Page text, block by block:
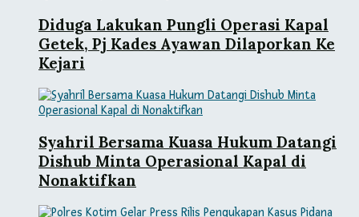
Diduga Lakukan Pungli Operasi Kapal
Getek, Pj Kades Ayawan Dilaporkan Ke
Kejari
Syahril Bersama Kuasa Hukum Datangi
Dishub Minta Operasional Kapal di
Nonaktifkan